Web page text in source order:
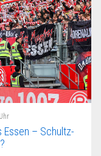
Essen – Schultz-